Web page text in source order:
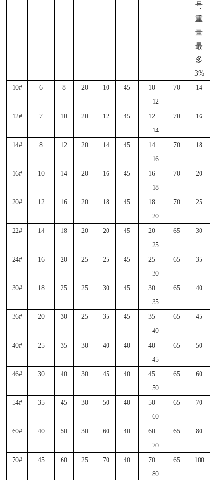
号
重
量
最
多
3%
10# 6 8 20 10 45
10
12
70 14
12# 7 10 20 12 45
12
14
70 16
14# 8 12 20 14 45
14
16
70 18
16# 10 14 20 16 45
16
18
70 20
20# 12 16 20 18 45
18
20
70 25
22# 14 18 20 20 45
20
25
65 30
24# 16 20 25 25 45
25
30
65 35
30# 18 25 25 30 45
30
35
65 40
36# 20 30 25 35 45
35
40
65 45
40# 25 35 30 40 40
40
45
65 50
46# 30 40 30 45 40
45
50
65 60
54# 35 45 30 50 40
50
60
65 70
60# 40 50 30 60 40
60
70
65 80
70# 45 60 25 70 40
70
80
65 100